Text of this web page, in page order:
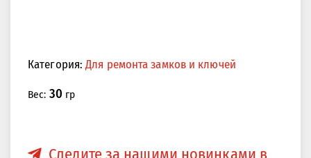
Категория:Для ремонта замков и ключей
Вес: 30 гр
Следите за нашими новинками в